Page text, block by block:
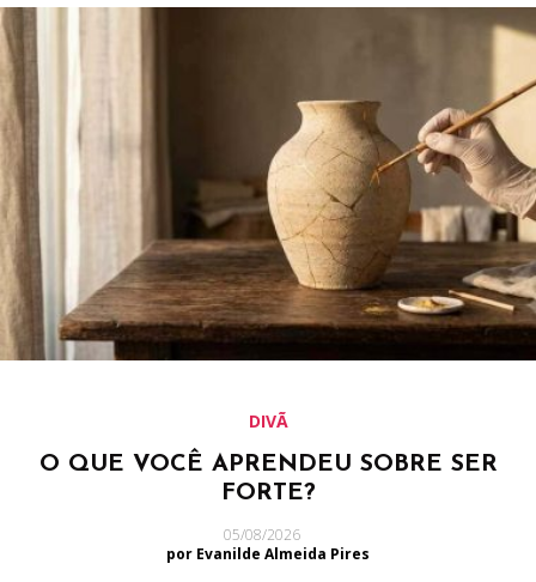
DIVÃ
O QUE VOCÊ APRENDEU SOBRE SER
FORTE?
05/08/2026
por Evanilde Almeida Pires